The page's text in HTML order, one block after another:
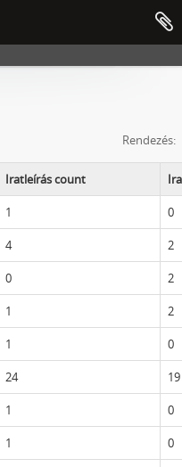
Rendezés:
Iratleírás count
1 0
4 2
0 2
1 2
1 0
24 19
1 0
1 0